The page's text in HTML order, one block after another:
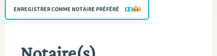
Entreprendre
Le notaire
ENREGISTRER COMME NOTAIRE PRÉFÉRÉ